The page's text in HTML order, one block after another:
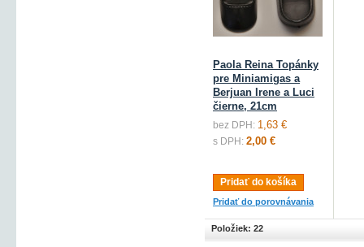
Paola Reina Topánky
pre Miniamigas a
Berjuan Irene a Luci
čierne, 21cm
bez DPH: 1,63 €
s DPH: 2,00 €
Pridať do košíka
Pridať do porovnávania
Položiek: 22